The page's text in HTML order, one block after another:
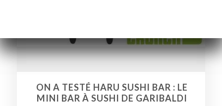
ON A TESTÉ HARU SUSHI BAR : LE
MINI BAR À SUSHI DE GARIBALDI